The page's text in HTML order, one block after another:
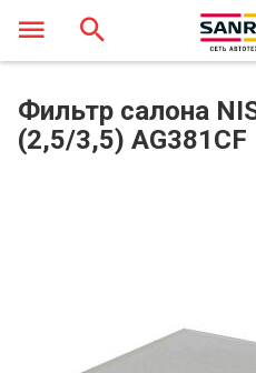
Фильтр салона
(2,5/3,5) AG381CF